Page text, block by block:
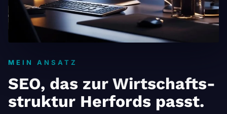
MEIN ANSATZ
SEO, das zur Wirtschafts­
struktur Herfords passt.